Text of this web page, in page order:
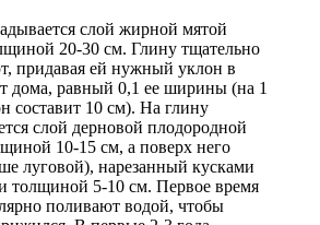
слой жирной мятой
20-30 см. Глину тщательно
придавая ей нужный уклон в
дома, равный 0,1 ее ширины (на 1
составит 10 см). На глину
слой дерновой плодородной
10-15 см, а поверх него
луговой), нарезанный кусками
толщиной 5-10 см. Первое время
поливают водой, чтобы